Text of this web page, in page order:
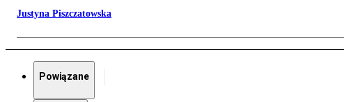
Justyna Piszczatowska
Powiązane